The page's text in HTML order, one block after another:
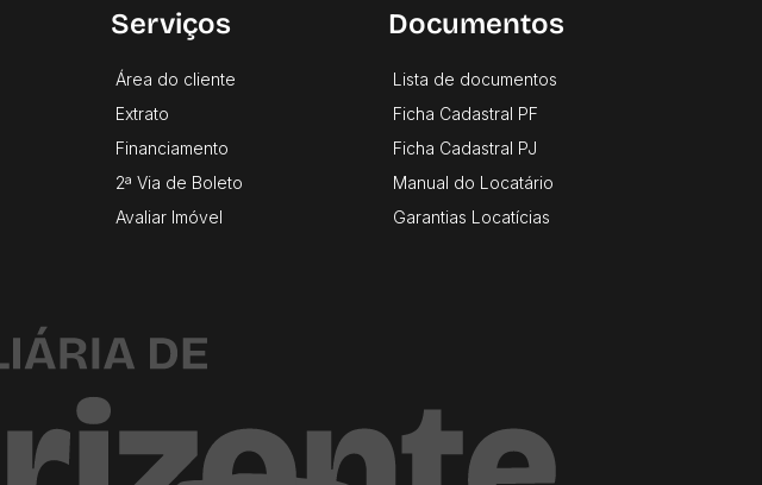
Serviços
Área do cliente
Extrato
Financiamento
2ª Via de Boleto
Avaliar Imóvel
Documentos
Lista de documentos
Ficha Cadastral PF
Ficha Cadastral PJ
Manual do Locatário
Garantias Locatícias